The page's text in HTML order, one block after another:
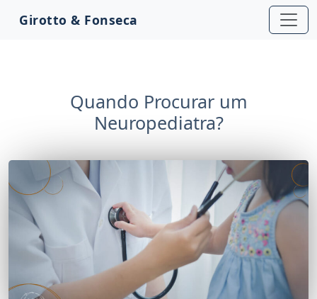
Girotto & Fonseca
Quando Procurar um
Neuropediatra?